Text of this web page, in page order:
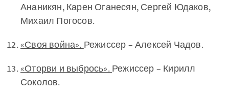
Ананикян, Карен Оганесян, Сергей Юдаков,
Михаил Погосов.
«Своя война». Режиссер – Алексей Чадов.
«Оторви и выбрось». Режиссер – Кирилл
Соколов.